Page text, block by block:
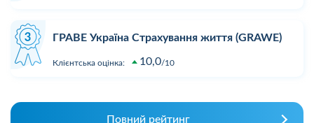
ГРАВЕ Україна Страхування життя (GRAWE)
Клієнтська оцінка: 10,0 10
Повний рейтинг